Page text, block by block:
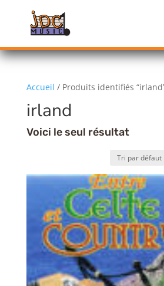
Accueil / Produits identifiés
irland
Voici le seul résultat